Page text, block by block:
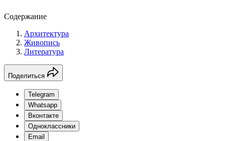
Содержание
Архитектура
Живопись
Литература
Поделиться
Telegram
Whatsapp
Вконтакте
Одноклассники
Email